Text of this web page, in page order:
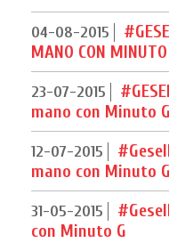
04-08-2015
MANO CON
23-07-2015
mano con Minuto G
12-07-2015
mano con Minuto G
31-05-2015
con Minuto G